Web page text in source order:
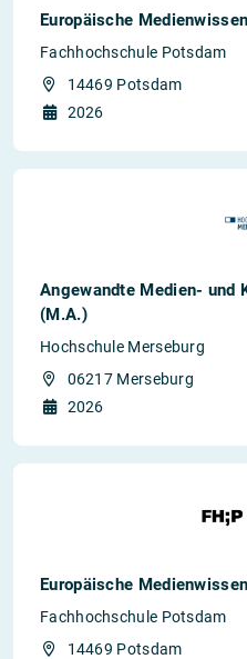
Europäische
Fachhochschule Potsdam
14469 Potsdam
2026
Angewandte Medien- und
(M.A.)
Hochschule Merseburg
06217 Merseburg
2026
Europäische
Fachhochschule Potsdam
14469 Potsdam